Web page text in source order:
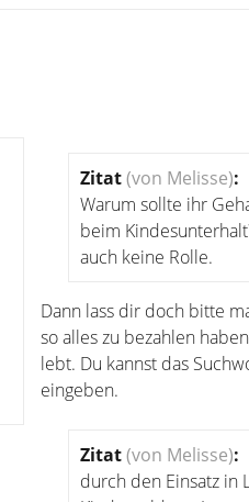
Zitat(von Melisse):
Warum sollte ihr
beim
auch keine Rolle.
Dann lass dir doch bitte
so alles zu bezahlen
lebt. Du kannst das
eingeben.
Zitat(von Melisse):
durch den Einsatz in